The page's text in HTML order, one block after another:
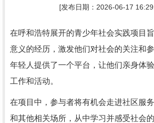
[发布日期：2026-06-17
在呼和浩特展开的青少年社会实践项目
意义的经历，激发他们对社会的关注和
年轻人提供了一个平台，让他们亲身体
工作和活动。
在项目中，参与者将有机会走进社区服
和其他相关场所，从中学习并感受社会